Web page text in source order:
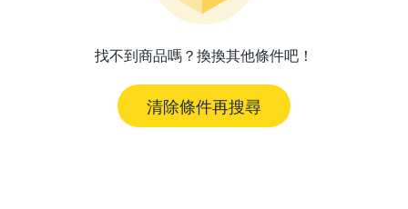
找不到商品嗎？換換其他條件吧！
清除條件再搜尋